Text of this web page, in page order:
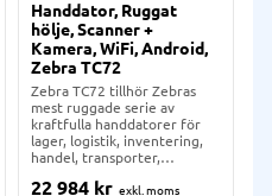
Handdator, Ruggat
hölje, Scanner +
Kamera, WiFi, Android,
Zebra TC72
Zebra TC72 tillhör Zebras
mest ruggade serie av
kraftfulla handdatorer för
lager, logistik, inventering,
handel, transporter,
annat. Handdatorn har
22 984kr